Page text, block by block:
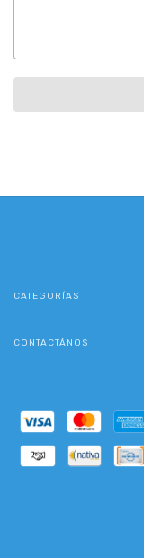
CATEGORÍAS
CONTACTÁNOS